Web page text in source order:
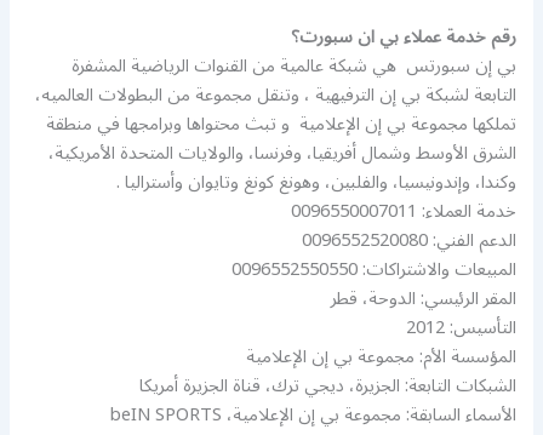
رقم خدمة عملاء بي ان سبورت؟
بي إن سبورتس ‏ هي شبكة عالمية من القنوات الرياضية المشفرة
التابعة لشبكة بي إن الترفيهية ‏، وتنقل مجموعة من البطولات العالميه،
تملكها مجموعة بي إن الإعلامية ‏ و تبث محتواها وبرامجها في منطقة
الشرق الأوسط وشمال أفريقيا، وفرنسا، والولايات المتحدة الأمريكية،
وكندا، وإندونيسيا، والفلبين، وهونغ كونغ وتايوان وأستراليا .
خدمة العملاء: 0096550007011
الدعم الفني: 0096552520080
المبيعات والاشتراكات: 0096552550550
المقر الرئيسي: الدوحة، قطر
التأسيس: 2012
المؤسسة الأم: مجموعة بي إن الإعلامية
الشبكات التابعة: الجزيرة، ديجي ترك، قناة الجزيرة أمريكا
الأسماء السابقة: مجموعة بي إن الإعلامية، beIN SPORTS